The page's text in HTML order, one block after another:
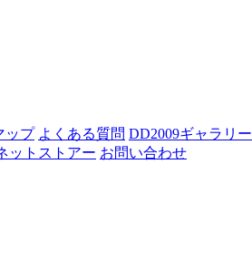
ップ よくある質問 DD2009ギャラリー
ットストアー お問い合わせ